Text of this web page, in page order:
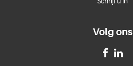
Volg ons